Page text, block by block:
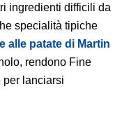
ingredienti difficili da
specialità tipiche
alle patate di Martin
rendono Fine
per lanciarsi